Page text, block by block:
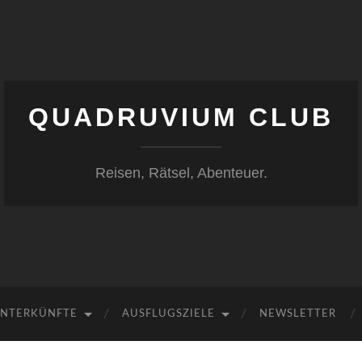
QUADRUVIUM CLUB
Reisen, Rätsel, Abenteuer.
AUSFLUGSZIELE NEWSLETTER